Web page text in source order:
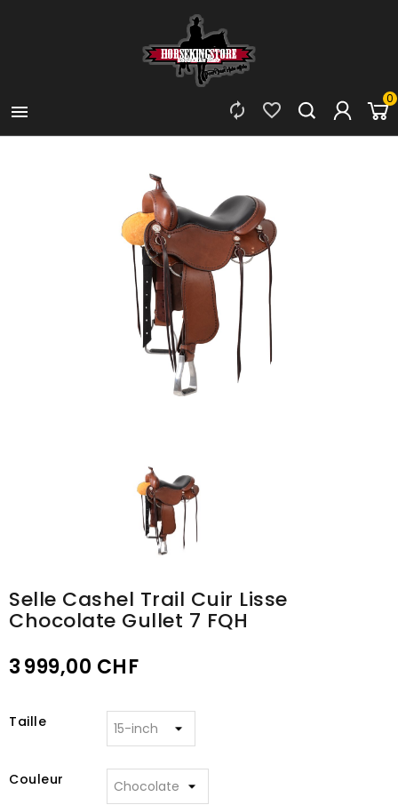

0


Selle Cashel Trail Cuir Lisse
Chocolate Gullet 7 FQH
3 999,00 CHF
Taille
Couleur